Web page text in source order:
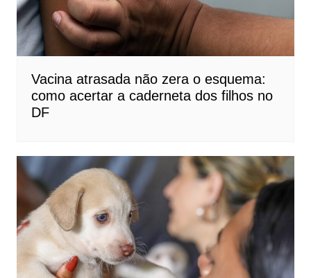
Vacina atrasada não zera o esquema:
como acertar a caderneta dos filhos no
DF